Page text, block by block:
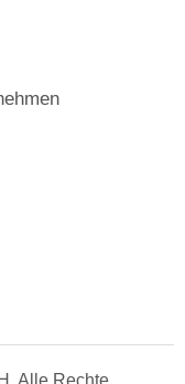
Alle Rechte